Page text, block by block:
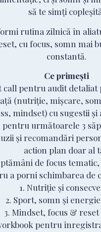
să te simți
rutina zilnică în
cu focus, somn mai
constantă.
Ce primești
call pentru audit
(nutriție, mișcare,
mindset) cu sugestii și
pentru următoarele 3
și recomandări
action plan doar al
de focus
a porni schimbarea de
1. Nutriție și
2. Sport, somn și
3. Mindset, focus &
pentru